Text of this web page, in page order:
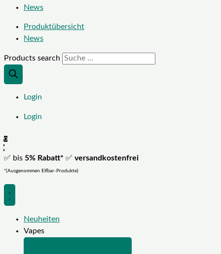
News
Produktübersicht
News
Products search
Login
Login
0
✅ bis 5% Rabatt* ✅ versandkostenfrei
*(Ausgenommen Elfbar-Produkte)
Neuheiten
Vapes